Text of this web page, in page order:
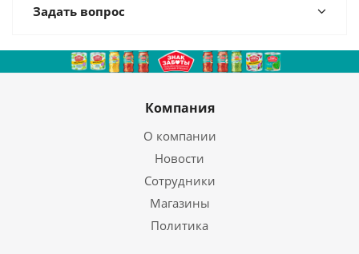
Задать вопрос
Компания
О компании
Новости
Сотрудники
Магазины
Политика